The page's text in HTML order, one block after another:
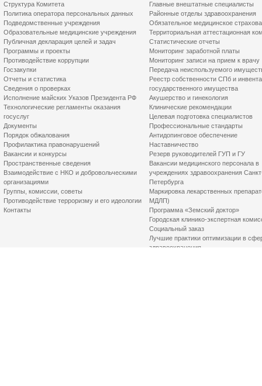
Структура Комитета
Политика оператора персональных данных
Подведомственные учреждения
Образовательные медицинские учреждения
Публичная декларация целей и задач
Программы и проекты
Противодействие коррупции
Госзакупки
Отчеты и статистика
Сведения о проверках
Исполнение майских Указов Президента РФ
Технологические регламенты оказания
госуслуг
Документы
Порядок обжалования
Профилактика правонарушений
Вакансии и конкурсы
Пространственные сведения
Взаимодействие с НКО и добровольческими
организациями
Группы, комиссии, советы
Противодействие терроризму и его идеологии
Контакты
Главные внештатные специалисты
Районные отделы здравоохранения
Обязательное медицинское
Территориальная аттестационная
Статистические отчеты
Мониторинг заработной платы
Мониторинг записи на прием к врачу
Передача неиспользуемого
Реестр собственности СПб и
государственного имущества
Акушерство и гинекология
Клинические рекомендации
Целевая подготовка специалистов
Профессиональные стандарты
Антидопинговое обеспечение
Наставничество
Резерв руководителей ГУП и ГУ
Вакансии медицинского персонала в
учреждениях здравоохранения
Петербурга
Маркировка лекарственных
МДЛП)
Программа «Земский доктор»
Городская клинико-экспертная
Социальный заказ
Лучшие практики оптимизации в
здравоохранения